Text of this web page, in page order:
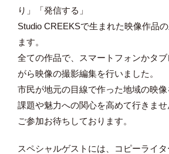
り」「発信する」
Studio CREEKSで生まれた映像作品
ます。
全ての作品で、スマートフォンかタ
がら映像の撮影編集を行いました。
市民が地元の目線で作った地域の映
課題や魅力への関心を高めて行きませ
ご参加お待ちしております。
スペシャルゲストには、コピーライ